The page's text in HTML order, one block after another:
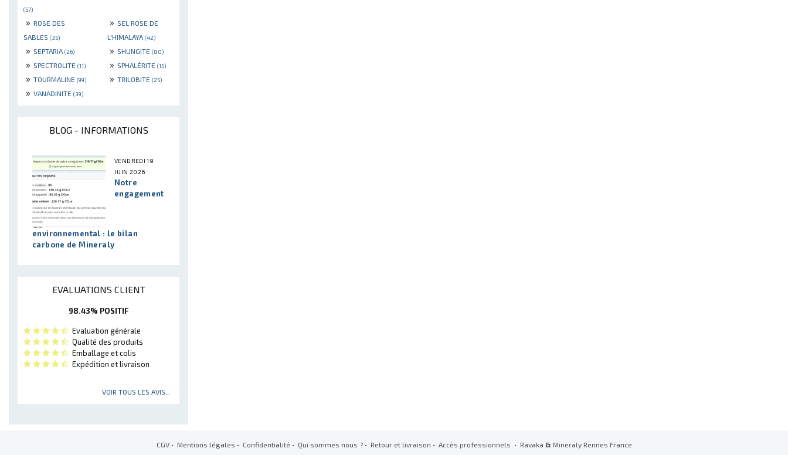
(57)
» ROSE DES
SABLES (35)
» SEL ROSE DE
L'HIMALAYA (42)
» SEPTARIA (26) » SHUNGITE (80)
» SPECTROLITE (11) » SPHALÉRITE (15)
» TOURMALINE (99) » TRILOBITE (25)
» VANADINITE (39)
BLOG - INFORMATIONS
VENDREDI 19
JUIN 2026
Notre
engagement
environnemental : le bilan
carbone de Mineraly
EVALUATIONS CLIENT
98.43% POSITIF
Evaluation générale
Qualité des produits
Emballage et colis
Expédition et livraison
VOIR TOUS LES AVIS...
CGV• Mentions légales • Confidentialité • Qui sommes nous ?• Retour et livraison • Accès professionnels • Ravaka & Mineraly Rennes France